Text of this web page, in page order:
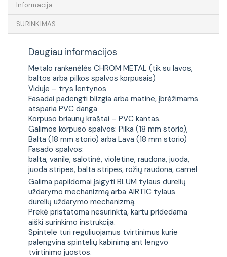
Informacija
SURINKIMAS
Daugiau informacijos
Metalo rankenėlės CHROM METAL (tik su lavos,
baltos arba pilkos spalvos korpusais)
Viduje – trys lentynos
Fasadai padengti blizgia arba matine, įbrėžimams
atsparia PVC danga
Korpuso briaunų kraštai – PVC kantas.
Galimos korpuso spalvos: Pilka (18 mm storio),
Balta (18 mm storio) arba Lava (18 mm storio)
Fasado spalvos:
balta, vanilė, salotinė, violetinė, raudona, juoda,
juoda stripes, balta stripes, rožių raudona, camel
Galima papildomai įsigyti BLUM tylaus durelių
uždarymo mechanizmą arba AIRTIC tylaus
durelių uždarymo mechanizmą.
Prekė pristatoma nesurinkta, kartu pridedama
aiški surinkimo instrukcija.
Spintelė turi reguliuojamus tvirtinimus kurie
palengvina spintelių kabinimą ant lengvo
tvirtinimo juostos.